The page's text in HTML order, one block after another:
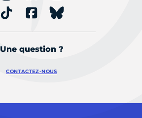
Une question ?
CONTACTEZ-NOUS